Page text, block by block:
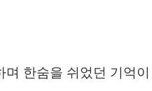
한숨을 쉬었던 기억이